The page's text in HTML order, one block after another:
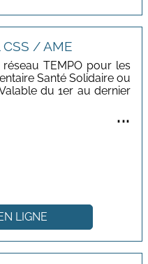
/ AME
TEMPO pour les
Santé Solidaire ou
du 1er au dernier
...
LIGNE